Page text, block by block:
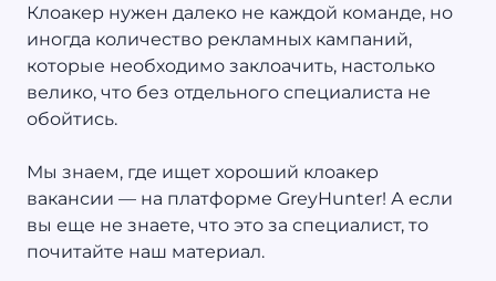
Клоакер нужен далеко не каждой команде, но
иногда количество рекламных кампаний,
которые необходимо заклоачить, настолько
велико, что без отдельного специалиста не
обойтись.
Мы знаем, где ищет хороший клоакер
вакансии — на платформе GreyHunter! А если
вы еще не знаете, что это за специалист, то
почитайте наш материал.